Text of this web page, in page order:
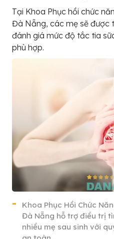
Tại Khoa Phục hồi chức
Đà Nẵng, các mẹ sẽ được
đánh giá mức độ tắc tia
phù hợp.
Khoa Phục Hồi Chức
Đà Nẵng hỗ trợ điều trị
nhiều mẹ sau sinh với